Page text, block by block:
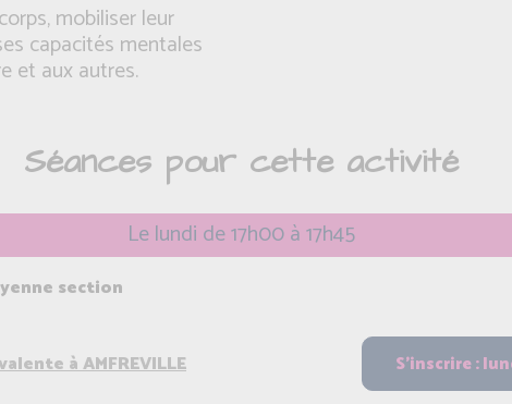
mobiliser leur
capacités mentales
et aux autres.
Séances pour cette activité
Le lundi de 17h00 à 17h45
section
à AMFREVILLE